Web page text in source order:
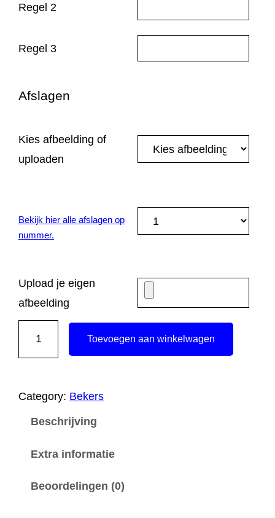
Regel 2
Regel 3
Afslagen
Kies afbeelding of
uploaden
Bekijk hier alle afslagen op
nummer.
Upload je eigen
afbeelding
Toevoegen aan winkelwagen
Category: Bekers
Beschrijving
Extra informatie
Beoordelingen (0)